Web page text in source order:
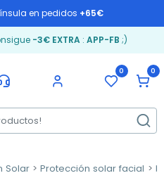
en pedidos +65€
-3€ EXTRA: APP-FB ;)
0 0
Solar Protección solar facial